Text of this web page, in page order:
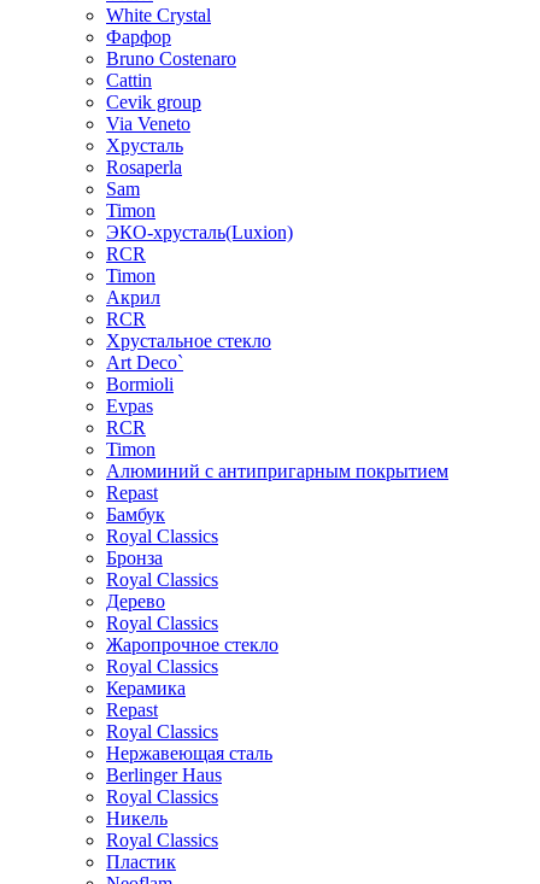
White Crystal
Фарфор
Bruno Costenaro
Cattin
Cevik group
Via Veneto
Хрусталь
Rosaperla
Sam
Timon
ЭКО-хрусталь(Luxion)
RCR
Timon
Акрил
RCR
Хрустальное стекло
Art Deco`
Bormioli
Evpas
RCR
Timon
Алюминий с антипригарным покрытием
Repast
Бамбук
Royal Classics
Бронза
Royal Classics
Дерево
Royal Classics
Жаропрочное стекло
Royal Classics
Керамика
Repast
Royal Classics
Нержавеющая сталь
Berlinger Haus
Royal Classics
Никель
Royal Classics
Пластик